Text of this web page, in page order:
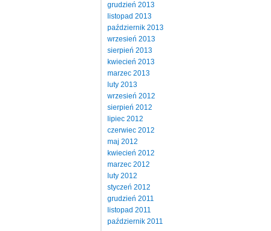
grudzień 2013
listopad 2013
październik 2013
wrzesień 2013
sierpień 2013
kwiecień 2013
marzec 2013
luty 2013
wrzesień 2012
sierpień 2012
lipiec 2012
czerwiec 2012
maj 2012
kwiecień 2012
marzec 2012
luty 2012
styczeń 2012
grudzień 2011
listopad 2011
październik 2011